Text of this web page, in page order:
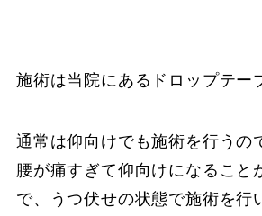
施術は当院にあるドロップテー
通常は仰向けでも施術を行うの
腰が痛すぎて仰向けになること
で、うつ伏せの状態で施術を行